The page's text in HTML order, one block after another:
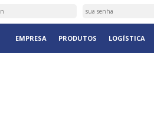
EMPRESA PRODUTOS LOGÍSTICA